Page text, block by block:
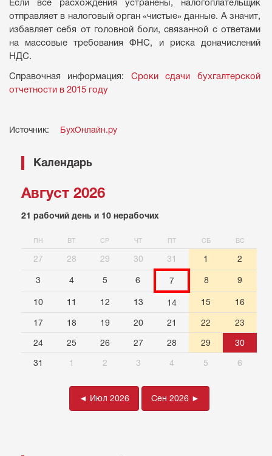
Если все расхождения устранены, налогоплательщик
отправляет в налоговый орган «чистые» данные. А значит,
избавляет себя от головной боли, связанной с ответами
на массовые требования ФНС, и риска доначислений
НДС.
Справочная информация: Сроки сдачи бухгалтерской
отчетности в 2015 году
Источник: БухОнлайн.ру
Календарь
Август 2026
21 рабочий день и 10 нерабочих
ПН ВТ СР ЧТ ПТ СБ ВС
27 28 29 30 31 1 2
3 4 5 6 7 8 9
10 11 12 13 14 15 16
17 18 19 20 21 22 23
24 25 26 27 28 29 30
31 1 2 3 4 5 6
◄ Июл 2026 Сен 2026 ►